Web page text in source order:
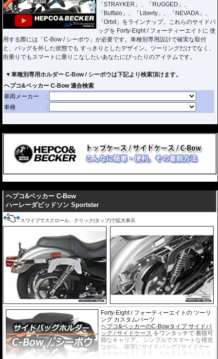
「STRAYKER」、「RUGGED」、
「Buffalo」、「Liberty」、「NEVADA」、
「Orbit」をラインナップ。これらのサイドバ
ッグを Forty-Eight / フォーティーエイトに 使
用する際には「C-Bow / シーボウ」が必要です。車種別専用設計で確実な取付
と、バッグを外した状態でも すっきりとしたデザイン。ツーリングだけでなく、
街乗りでもスマートに乗りこなしたいあなたにぴったりのアイテムです。
▼車種別専用ホルダー C-Bow / シーボウは下記より検索頂けます。
ヘプコ&ベッカー C-Bow
ハーレーダビッドソン Sportster
スワイプでスクロール、クリック(タップ)で拡大表示
Forty-Eight / フォーティーエイトの ツーリ
ング カスタムパーツ
ヘプコ&ベッカーのC-Bowタイプ サイドバ
ッグ / サイドケース をワンタッチで 着脱可
能なキャリア。 シンプルでスマートな構造
ながら、確実にサイドバッグ / サイドケー
スをホールドします。もちろんキーによる